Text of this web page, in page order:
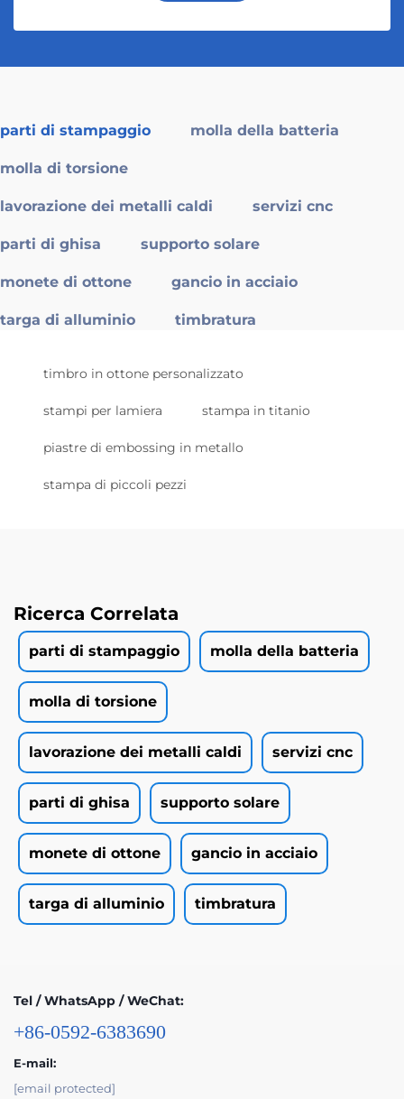
parti di stampaggio molla della batteria
molla di torsione
lavorazione dei metalli caldi servizi cnc
parti di ghisa supporto solare
monete di ottone gancio in acciaio
targa di alluminio timbratura
timbro in ottone personalizzato
stampi per lamiera stampa in titanio
piastre di embossing in metallo
stampa di piccoli pezzi
Ricerca Correlata
parti di stampaggio molla della batteria
molla di torsione
lavorazione dei metalli caldi servizi cnc
parti di ghisa supporto solare
monete di ottone gancio in acciaio
targa di alluminio timbratura
Tel / WhatsApp / WeChat:
+86-0592-6383690
E-mail:
[email protected]